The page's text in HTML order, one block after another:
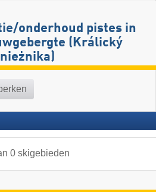
onderhoud pistes in
(Králický
0 skigebieden